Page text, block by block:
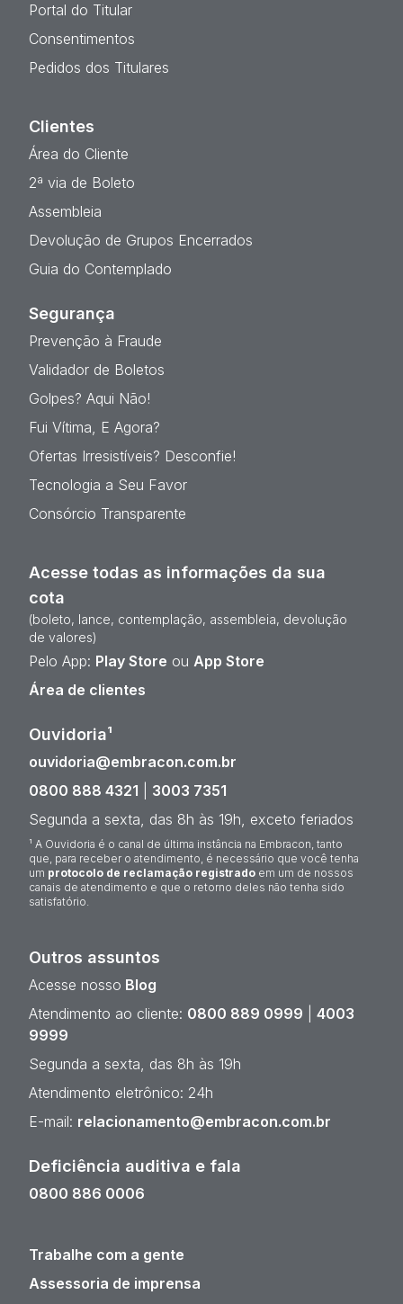
Portal do Titular
Consentimentos
Pedidos dos Titulares
Clientes
Área do Cliente
2ª via de Boleto
Assembleia
Devolução de Grupos Encerrados
Guia do Contemplado
Segurança
Prevenção à Fraude
Validador de Boletos
Golpes? Aqui Não!
Fui Vítima, E Agora?
Ofertas Irresistíveis? Desconfie!
Tecnologia a Seu Favor
Consórcio Transparente
Acesse todas as informações da sua
cota
(boleto, lance, contemplação, assembleia, devolução
de valores)
Pelo App: Play Store ou App Store
Área de clientes
Ouvidoria¹
ouvidoria@embracon.com.br
0800 888 4321
3003 7351
Segunda a sexta, das 8h às 19h, exceto feriados
¹ A Ouvidoria é o canal de última instância na Embracon, tanto
que, para receber o atendimento, é necessário que você tenha
um protocolo de reclamação registrado em um de nossos
canais de atendimento e que o retorno deles não tenha sido
satisfatório.
Outros assuntos
Acesse nosso Blog
Atendimento ao cliente: 0800 889 0999
4003
9999
Segunda a sexta, das 8h às 19h
Atendimento eletrônico: 24h
E-mail: relacionamento@embracon.com.br
Deficiência auditiva e fala
0800 886 0006
Trabalhe com a gente
Assessoria de imprensa